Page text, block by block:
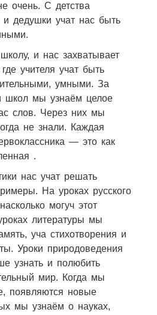
очень. С детства
и дедушки учат нас быть
и нас захватывает
учителя учат быть
умными. За
школ мы узнаём целое
слов. Через них мы
не знали. Каждая
— это как
.
нас учат решать
На уроках русского
могуч этот
литературы мы
уча стихотворения и
Уроки природоведения
узнать и полюбить
мир. Когда мы
появляются новые
мы узнаём о науках,